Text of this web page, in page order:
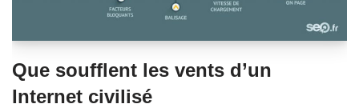
Que soufflent les vents d’un
Internet civilisé